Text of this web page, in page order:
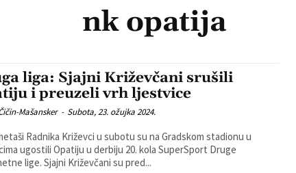
nk opatija
liga: Sjajni Križevčani srušili
i preuzeli vrh ljestvice
Mašansker - Subota, 23. ožujka 2024.
Radnika Križevci u subotu su na Gradskom stadionu u
ugostili Opatiju u derbiju 20. kola SuperSport Druge
nogometne lige. Sjajni Križevčani su pred...